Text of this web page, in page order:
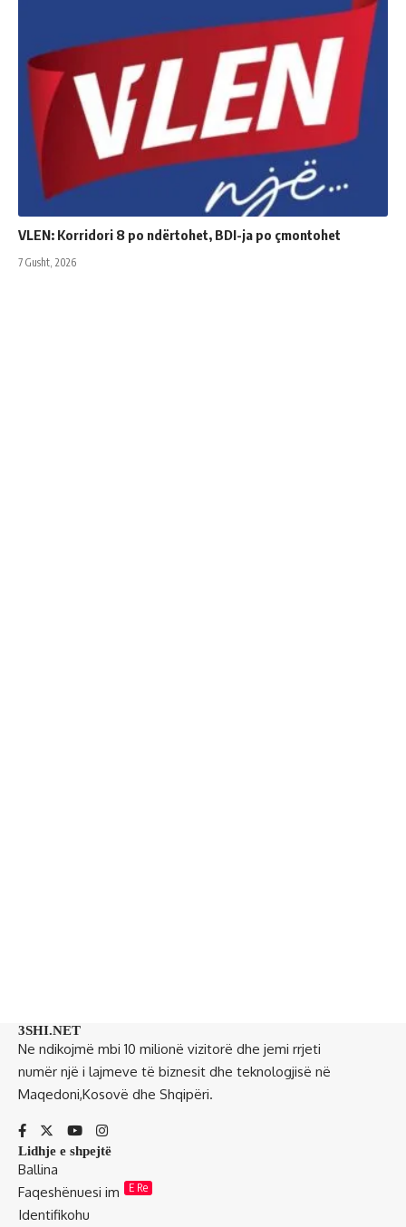
VLEN: Korridori 8 po ndërtohet, BDI-ja po çmontohet
7 Gusht, 2026
3SHI.NET
Ne ndikojmë mbi 10 milionë vizitorë dhe jemi rrjeti
numër një i lajmeve të biznesit dhe teknologjisë në
Maqedoni,Kosovë dhe Shqipëri.
Lidhje e shpejtë
Ballina
Faqeshënuesi im
E Re
Identifikohu